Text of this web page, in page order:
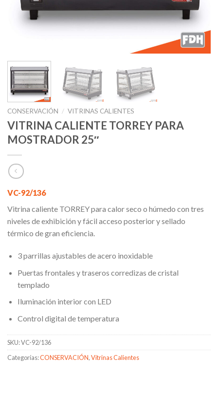
CONSERVACIÓN / VITRINAS CALIENTES
VITRINA CALIENTE TORREY PARA
MOSTRADOR 25″
VC-92/136
Vitrina caliente TORREY para calor seco o húmedo con tres
niveles de exhibición y fácil acceso posterior y sellado
térmico de gran eficiencia.
3 parrillas ajustables de acero inoxidable
Puertas frontales y traseros corredizas de cristal
templado
Iluminación interior con LED
Control digital de temperatura
SKU:VC-92/136
Categorías:CONSERVACIÓN,Vitrinas Calientes